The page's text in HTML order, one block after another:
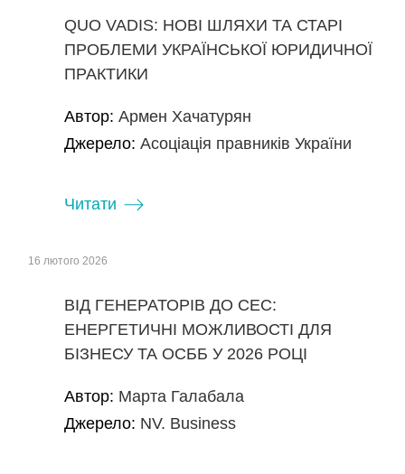
QUO VADIS: НОВІ ШЛЯХИ ТА СТАРІ
ПРОБЛЕМИ УКРАЇНСЬКОЇ ЮРИДИЧНОЇ
ПРАКТИКИ
Автор:Армен Хачатурян
Джерело:Асоціація правників України
Читати
16 лютого 2026
ВІД ГЕНЕРАТОРІВ ДО СЕС:
ЕНЕРГЕТИЧНІ МОЖЛИВОСТІ ДЛЯ
БІЗНЕСУ ТА ОСББ У 2026 РОЦІ
Автор: Марта Галабала
Джерело: NV. Business